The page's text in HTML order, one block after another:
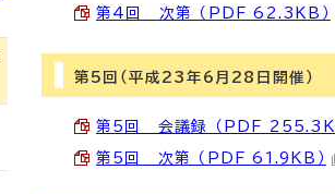
第4回 次第 （PDF 62.3KB）
第5回（平成23年6月28日開催）
第5回 会議録 （PDF
第5回 次第 （PDF 61.9KB）